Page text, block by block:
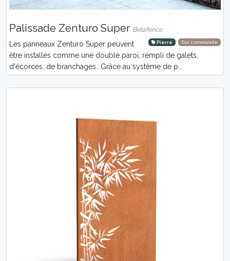
Palissade Zenturo Super Betafence
Pierre Sur commande
Les panneaux Zenturo Super peuvent
être installés comme une double paroi, rempli de galets,
d'écorces, de branchages...Grâce au système de p...